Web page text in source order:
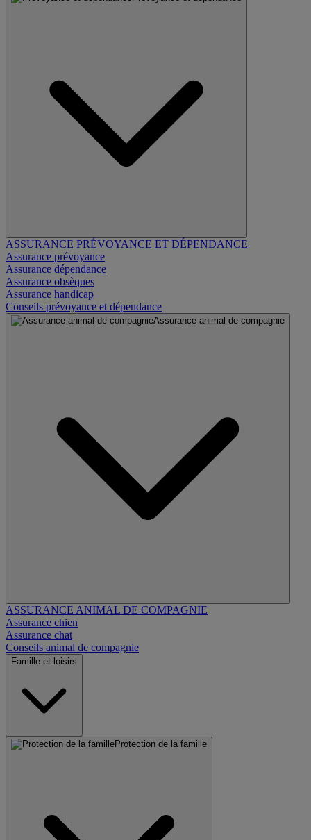
ASSURANCE PRÉVOYANCE ET DÉPENDANCE
Assurance prévoyance
Assurance dépendance
Assurance obsèques
Assurance handicap
Conseils prévoyance et dépendance
Assurance animal de compagnie
ASSURANCE ANIMAL DE COMPAGNIE
Assurance chien
Assurance chat
Conseils animal de compagnie
Famille et loisirs
Protection de la famille